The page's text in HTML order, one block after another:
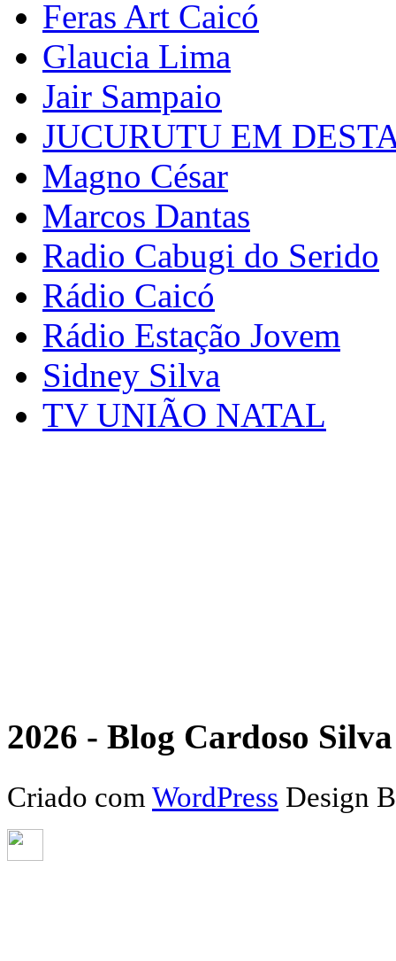
Feras Art Caicó
Glaucia Lima
Jair Sampaio
JUCURUTU EM
Magno César
Marcos Dantas
Radio Cabugi do Serido
Rádio Caicó
Rádio Estação Jovem
Sidney Silva
TV UNIÃO NATAL
2026 - Blog Cardoso
Criado com WordPress Design